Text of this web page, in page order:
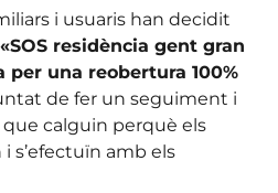
i usuaris han decidit
residència gent gran
per una reobertura 100%
de fer un seguiment i
calguin perquè els
s’efectuïn amb els